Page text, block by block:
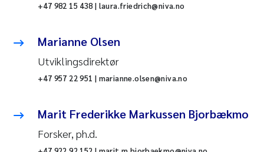
+47 982 15 438 | laura.friedrich@niva.no
Marianne Olsen
Utviklingsdirektør
+47 957 22 951 | marianne.olsen@niva.no
Marit Frederikke Markussen Bjorbækmo
Forsker, ph.d.